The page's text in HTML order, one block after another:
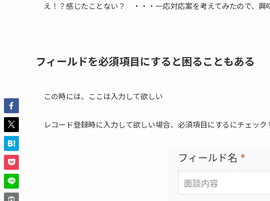
え！？感じたことない？ ・・・一応対応案を考えてみたので、興
フィールドを必須項目にすると困ることもある
この時には、ここは入力して欲しい
レコード登録時に入力して欲しい場合、必須項目にするにチェック